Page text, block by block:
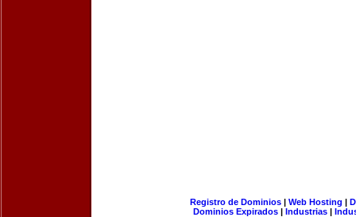
Registro de Dominios| Web Hosting |
Dominios Expirados | Industrias |